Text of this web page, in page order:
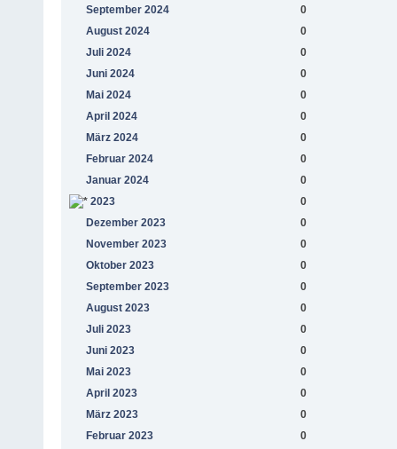
September 2024
0
August 2024
0
Juli 2024
0
Juni 2024
0
Mai 2024
0
April 2024
0
März 2024
0
Februar 2024
0
Januar 2024
0
2023
0
Dezember 2023
0
November 2023
0
Oktober 2023
0
September 2023
0
August 2023
0
Juli 2023
0
Juni 2023
0
Mai 2023
0
April 2023
0
März 2023
0
Februar 2023
0